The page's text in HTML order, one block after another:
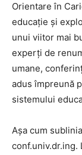
Orientare în
educație și
unui viitor mai
experți de
umane,
adus împreună
sistemului
Așa cum
conf.univ.dr.ing.